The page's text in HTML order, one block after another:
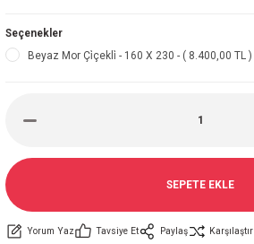
Seçenekler
Beyaz Mor Çi̇çekli̇ - 160 X 230 - ( 8.400,00 TL )
SEPETE EKLE
Yorum Yaz Tavsiye Et Paylaş Karşılaştır